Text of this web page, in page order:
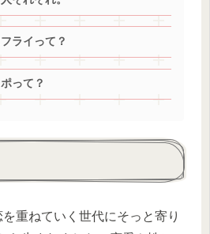
ライって？
って？
を重ねていく世代にそっと寄り